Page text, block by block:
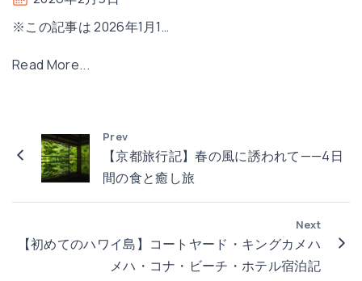
6
ル
内
完
着
ま
の
｜
ホ
ノ
ル
乗
※この記事は 2026年1月1…
Read More..."
の
ハ
島
Prev
【京都旅行記】春の風に誘われて——4日
間の食と癒し旅
Next
【初めてのハワイ島】コートヤード・キングカメハ
メハ・コナ・ビーチ・ホテル宿泊記